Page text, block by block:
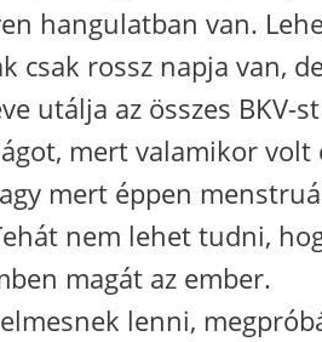
hangulatban van.
csak rossz napja van,
utálja az összes BKV-st
mert valamikor volt
mert éppen
nem lehet tudni,
magát az ember.
lenni,